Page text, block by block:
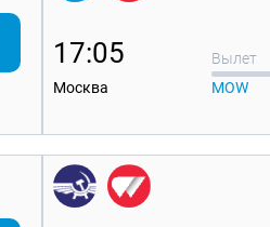
Вылет
MOW
17:05
Москва